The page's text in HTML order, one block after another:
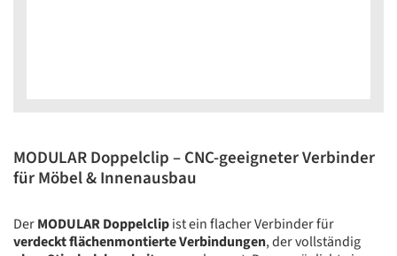
MODULAR Doppelclip – CNC-geeigneter Verbinder
für Möbel & Innenausbau
DerMODULAR Doppelclipist ein flacher Verbinder für
verdeckt flächenmontierte Verbindungen, der vollständig